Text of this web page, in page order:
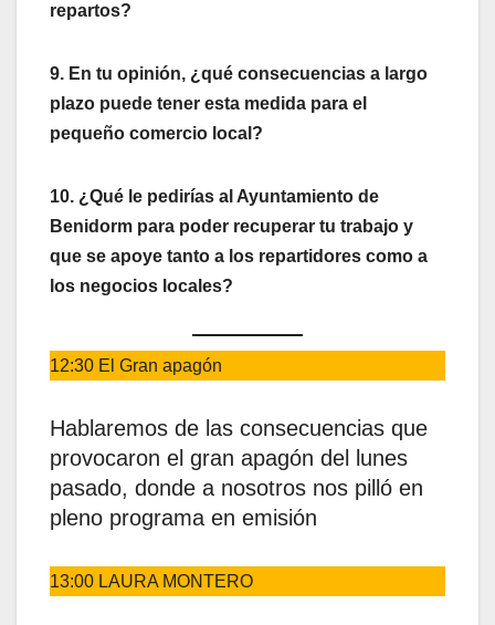
repartos?
9. En tu opinión, ¿qué consecuencias a largo
plazo puede tener esta medida para el
pequeño comercio local?
10. ¿Qué le pedirías al Ayuntamiento de
Benidorm para poder recuperar tu trabajo y
que se apoye tanto a los repartidores como a
los negocios locales?
12:30 El Gran apagón
Hablaremos de las consecuencias que
provocaron el gran apagón del lunes
pasado, donde a nosotros nos pilló en
pleno programa en emisión
13:00 LAURA MONTERO